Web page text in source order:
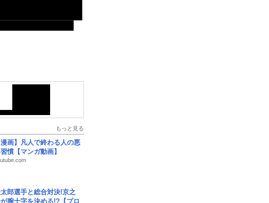
もっと見る
漫画】凡人で終わる人の悪
慣【マンガ動画】
郎選手と総合対決!京之
腕十字を決める!?【プロ